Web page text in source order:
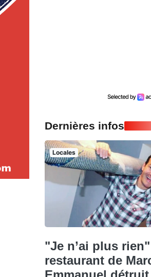
Dernières infos
Locales
"Je n’ai plus
restaurant de